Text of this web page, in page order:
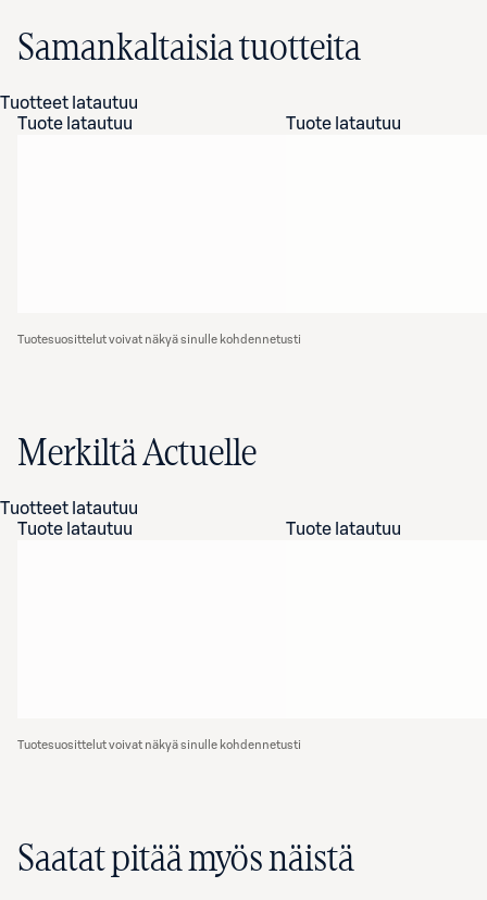
Samankaltaisia tuotteita
Tuotteet latautuu
Tuote latautuu
Tuote latautuu
Tuotesuosittelut voivat näkyä sinulle kohdennetusti
Merkiltä Actuelle
Tuotteet latautuu
Tuote latautuu
Tuote latautuu
Tuotesuosittelut voivat näkyä sinulle kohdennetusti
Saatat pitää myös näistä